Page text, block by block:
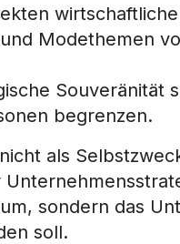
Modethemen
Souveränität
begrenzen.
als
sondern das
soll.